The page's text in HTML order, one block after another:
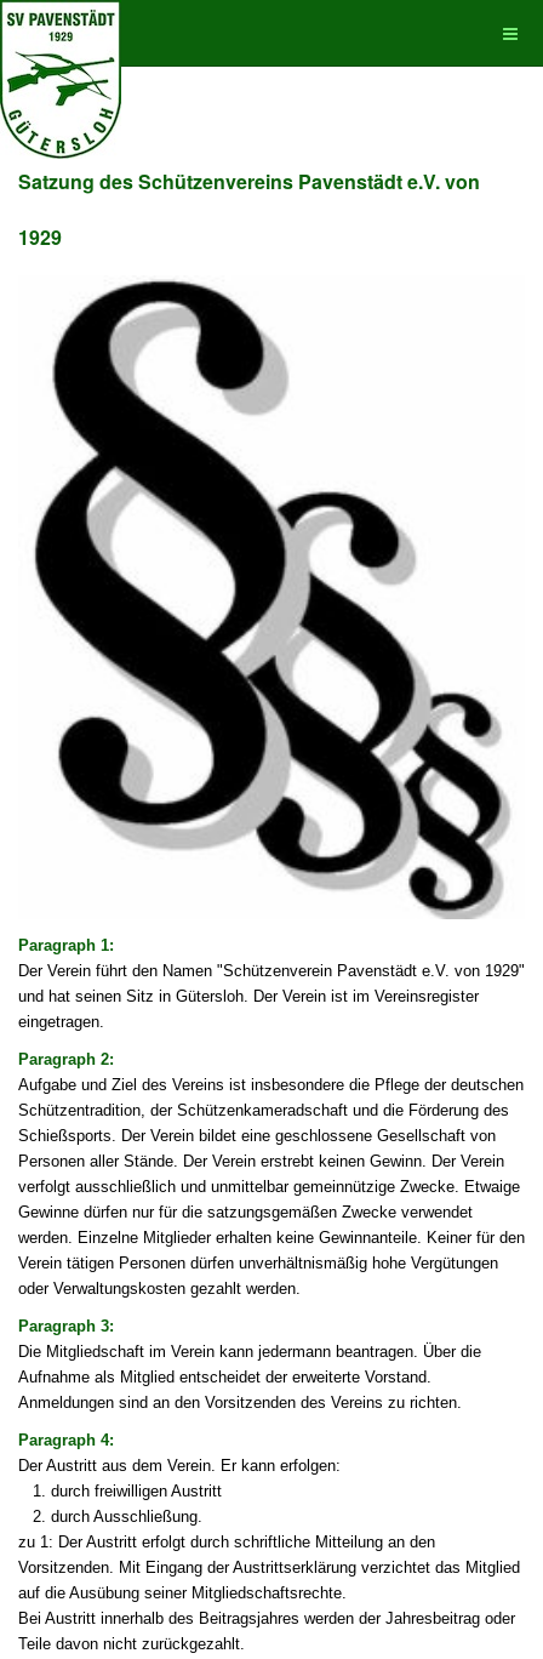
Satzung des Schützenvereins Pavenstädt e.V. von
1929
Paragraph 1:
Der Verein führt den Namen "Schützenverein Pavenstädt e.V. von 1929"
und hat seinen Sitz in Gütersloh. Der Verein ist im Vereinsregister
eingetragen.
Paragraph 2:
Aufgabe und Ziel des Vereins ist insbesondere die Pflege der deutschen
Schützentradition, der Schützenkameradschaft und die Förderung des
Schießsports. Der Verein bildet eine geschlossene Gesellschaft von
Personen aller Stände. Der Verein erstrebt keinen Gewinn. Der Verein
verfolgt ausschließlich und unmittelbar gemeinnützige Zwecke. Etwaige
Gewinne dürfen nur für die satzungsgemäßen Zwecke verwendet
werden. Einzelne Mitglieder erhalten keine Gewinnanteile. Keiner für den
Verein tätigen Personen dürfen unverhältnismäßig hohe Vergütungen
oder Verwaltungskosten gezahlt werden.
Paragraph 3:
Die Mitgliedschaft im Verein kann jedermann beantragen. Über die
Aufnahme als Mitglied entscheidet der erweiterte Vorstand.
Anmeldungen sind an den Vorsitzenden des Vereins zu richten.
Paragraph 4:
Der Austritt aus dem Verein. Er kann erfolgen:
1. durch freiwilligen Austritt
2. durch Ausschließung.
zu 1: Der Austritt erfolgt durch schriftliche Mitteilung an den
Vorsitzenden. Mit Eingang der Austrittserklärung verzichtet das Mitglied
auf die Ausübung seiner Mitgliedschaftsrechte.
Bei Austritt innerhalb des Beitragsjahres werden der Jahresbeitrag oder
Teile davon nicht zurückgezahlt.